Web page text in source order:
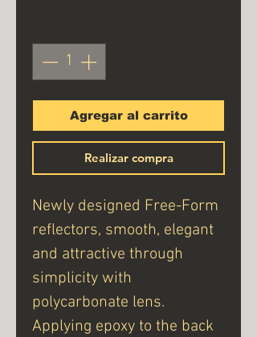
Agregar al carrito
Realizar compra
Newly designed Free-Form
reflectors, smooth, elegant
and attractive through
simplicity with
polycarbonate lens.
Applying epoxy to the back